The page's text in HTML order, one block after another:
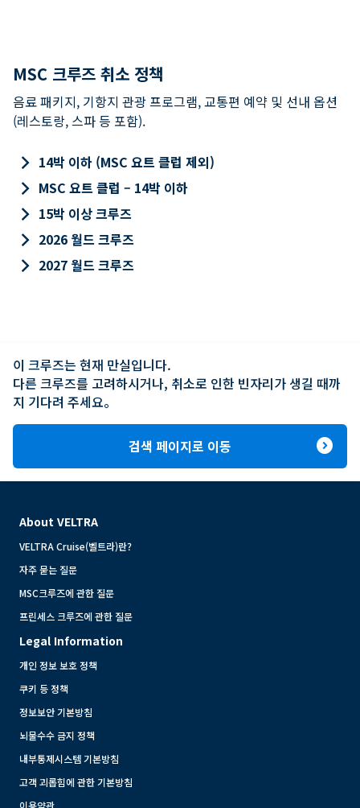
MSC 크루즈 취소 정책
음료 패키지, 기항지 관광 프로그램, 교통편 예약 및 선내 옵션
(레스토랑, 스파 등 포함).
keyboard_arrow_right 14박 이하 (MSC 요트 클럽 제외)
keyboard_arrow_right MSC 요트 클럽 – 14박 이하
keyboard_arrow_right 15박 이상 크루즈
keyboard_arrow_right 2026 월드 크루즈
keyboard_arrow_right 2027 월드 크루즈
이 크루즈는 현재 만실입니다.
다른 크루즈를 고려하시거나, 취소로 인한 빈자리가 생길 때까
지 기다려 주세요。
검색 페이지로 이동 expand_circle_right
About VELTRA
VELTRA Cruise(벨트라)란?
자주 묻는 질문
MSC크루즈에 관한 질문
프린세스 크루즈에 관한 질문
Legal Information
개인 정보 보호 정책
쿠키 등 정책
정보보안 기본방침
뇌물수수 금지 정책
내부통제시스템 기본방침
고객 괴롭힘에 관한 기본방침
이용약관